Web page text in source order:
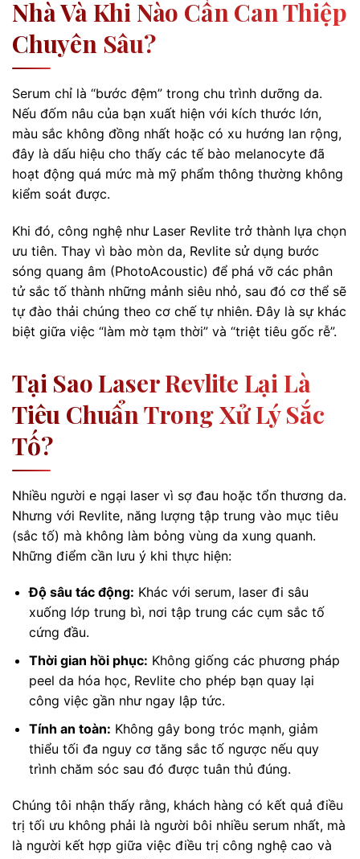
Nhà Và Khi Nào Cần Can Thiệp
Chuyên Sâu?
Serum chỉ là “bước đệm” trong chu trình dưỡng da.
Nếu đốm nâu của bạn xuất hiện với kích thước lớn,
màu sắc không đồng nhất hoặc có xu hướng lan rộng,
đây là dấu hiệu cho thấy các tế bào melanocyte đã
hoạt động quá mức mà mỹ phẩm thông thường không
kiểm soát được.
Khi đó, công nghệ như Laser Revlite trở thành lựa chọn
ưu tiên. Thay vì bào mòn da, Revlite sử dụng bước
sóng quang âm (PhotoAcoustic) để phá vỡ các phân
tử sắc tố thành những mảnh siêu nhỏ, sau đó cơ thể sẽ
tự đào thải chúng theo cơ chế tự nhiên. Đây là sự khác
biệt giữa việc “làm mờ tạm thời” và “triệt tiêu gốc rễ”.
Tại Sao Laser Revlite Lại Là
Tiêu Chuẩn Trong Xử Lý Sắc
Tố?
Nhiều người e ngại laser vì sợ đau hoặc tổn thương da.
Nhưng với Revlite, năng lượng tập trung vào mục tiêu
(sắc tố) mà không làm bỏng vùng da xung quanh.
Những điểm cần lưu ý khi thực hiện:
Độ sâu tác động: Khác với serum, laser đi sâu
xuống lớp trung bì, nơi tập trung các cụm sắc tố
cứng đầu.
Thời gian hồi phục: Không giống các phương pháp
peel da hóa học, Revlite cho phép bạn quay lại
công việc gần như ngay lập tức.
Tính an toàn: Không gây bong tróc mạnh, giảm
thiểu tối đa nguy cơ tăng sắc tố ngược nếu quy
trình chăm sóc sau đó được tuân thủ đúng.
Chúng tôi nhận thấy rằng, khách hàng có kết quả điều
trị tối ưu không phải là người bôi nhiều serum nhất, mà
là người kết hợp giữa việc điều trị công nghệ cao và